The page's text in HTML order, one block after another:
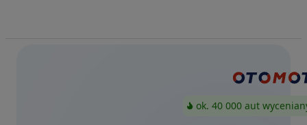
ok. 40 000 aut